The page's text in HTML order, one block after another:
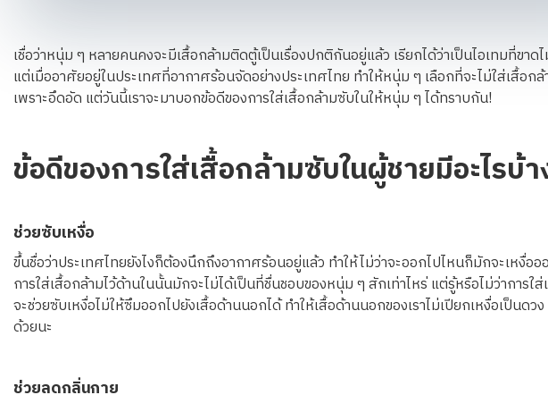
เชื่อว่าหนุ่ม ๆ หลายคนคงจะมีเสื้อกล้ามติดตู้เป็นเรื่องปกติกันอยู่แล้ว เรียกได้ว่าเป็นไอเทมที่ขาดไ
แต่เมื่ออาศัยอยู่ในประเทศที่อากาศร้อนจัดอย่างประเทศไทย ทำให้หนุ่ม ๆ เลือกที่จะไม่ใส่เสื้อกล้
เพราะอึดอัด แต่วันนี้เราจะมาบอกข้อดีของการใส่เสื้อกล้ามซับในให้หนุ่ม ๆ ได้ทราบกัน!
ข้อดีของการใส่เสื้อกล้ามซับในผู้ชายมีอะไรบ้า
ช่วยซับเหงื่อ
ขึ้นชื่อว่าประเทศไทยยังไงก็ต้องนึกถึงอากาศร้อนอยู่แล้ว ทำให้ไม่ว่าจะออกไปไหนก็มักจะเหงื่ออ
การใส่เสื้อกล้ามไว้ด้านในนั้นมักจะไม่ได้เป็นที่ชื่นชอบของหนุ่ม ๆ สักเท่าไหร่ แต่รู้หรือไม่ว่าการใ
จะช่วยซับเหงื่อไม่ให้ซึมออกไปยังเสื้อด้านนอกได้ ทำให้เสื้อด้านนอกของเราไม่เปียกเหงื่อเป็นดว
ด้วยนะ
ช่วยลดกลิ่นกาย